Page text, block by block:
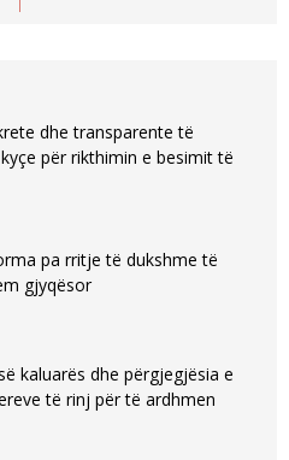
dhe transparente të
për rikthimin e besimit të
pa rritje të dukshme të
gjyqësor
kaluarës dhe përgjegjësia e
të rinj për të ardhmen